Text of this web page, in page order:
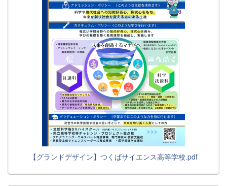
【グランドデザイン】つくばサイエンス高等学校.pdf